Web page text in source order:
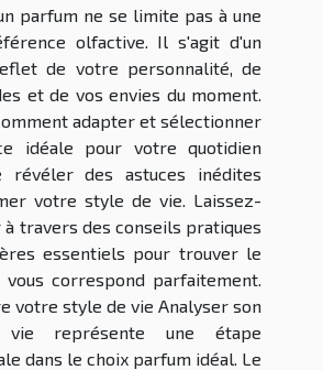
parfum ne se limite pas à une
olfactive. Il s'agit d'un
de votre personnalité, de
et de vos envies du moment.
adapter et sélectionner
idéale pour votre quotidien
révéler des astuces inédites
votre style de vie. Laissez-
à travers des conseils pratiques
essentiels pour trouver le
correspond parfaitement.
votre style de vie Analyser son
représente une étape
dans le choix parfum idéal. Le